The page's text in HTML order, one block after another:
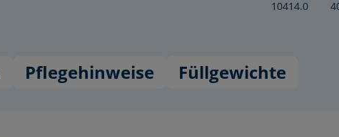
10414.0
Pflegehinweise Füllgewichte